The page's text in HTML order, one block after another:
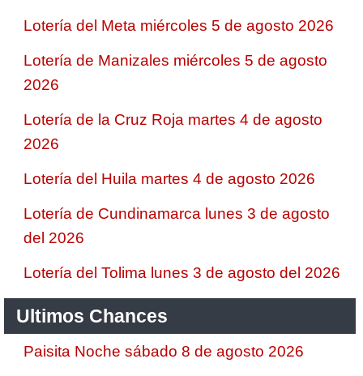
Lotería del Meta miércoles 5 de agosto 2026
Lotería de Manizales miércoles 5 de agosto
2026
Lotería de la Cruz Roja martes 4 de agosto
2026
Lotería del Huila martes 4 de agosto 2026
Lotería de Cundinamarca lunes 3 de agosto
del 2026
Lotería del Tolima lunes 3 de agosto del 2026
Ultimos Chances
Paisita Noche sábado 8 de agosto 2026